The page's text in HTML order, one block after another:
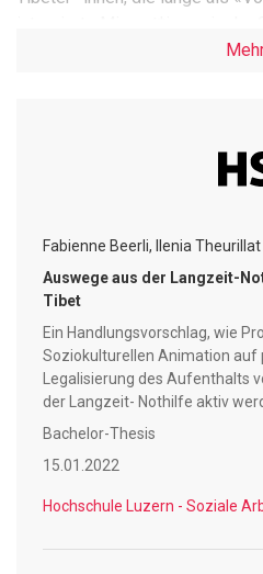
Letzteres. Gemäss den
landen sie in der Sackgasse
Langzeit-Nothilfebeziehenden.
abgewiesene Asylsuchende
ganz klar nicht für einen
Dennoch sitzen heute in der
anderen, knapp 300 Tibeter*
Langzeit-Nothilfe fest; sie
aber auch nicht gehen.
In der vorliegenden
Problematik der Tibeter*innen
anhand der Theorie der
der Erkenntnisse aus der
Fabienne Beerli, Ilenia Theurillat
Auswege aus der Langzeit-
Tibet
Ein Handlungsvorschlag, wie
Soziokulturellen Animation auf
Legalisierung des Aufenthalts
der Langzeit- Nothilfe aktiv
Bachelor-Thesis
15.01.2022
Hochschule Luzern - Soziale